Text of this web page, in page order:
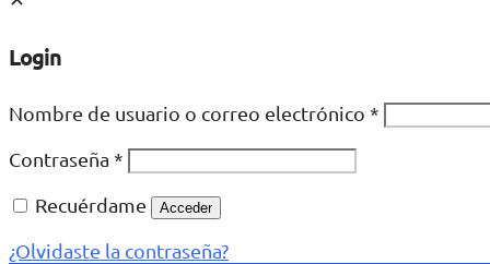
Login
Nombre de usuario o correo electrónico *
Contraseña *
Recuérdame
Acceder
¿Olvidaste la contraseña?